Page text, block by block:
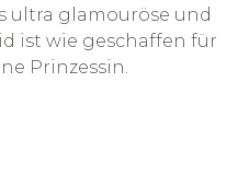
ultra glamouröse und
ist wie geschaffen für
Prinzessin.